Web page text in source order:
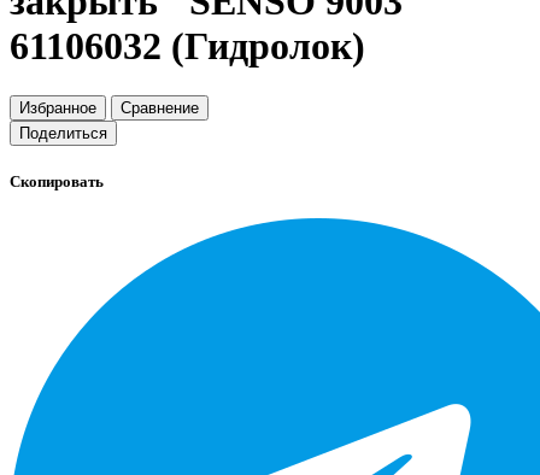
61106032 (Гидролок)
Избранное
Сравнение
Поделиться
Скопировать